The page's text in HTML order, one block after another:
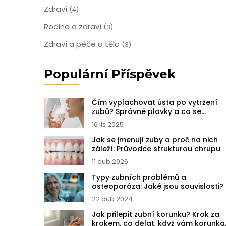
Zdraví (4)
Rodina a zdraví (3)
Zdraví a péče o tělo (3)
Populární Příspěvek
Čím vyplachovat ústa po vytržení
zubů? Správné plavky a co se
vyhýbat
16 lis 2025
Jak se jmenují zuby a proč na nich
záleží: Průvodce strukturou chrupu
11 dub 2026
Typy zubních problémů a
osteoporóza: Jaké jsou souvislosti?
22 dub 2024
Jak přilepit zubní korunku? Krok za
krokem, co dělat, když vám korunka